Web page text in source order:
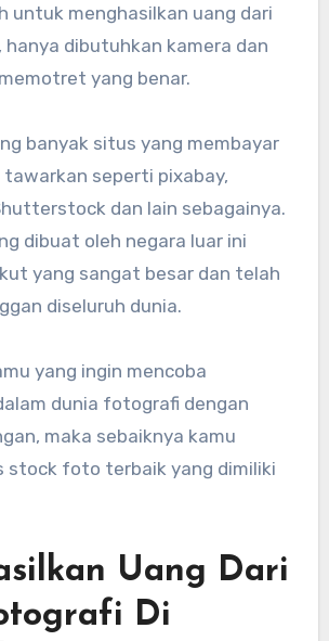
untuk menghasilkan uang dari
dibutuhkan kamera dan
yang benar.
banyak situs yang membayar
seperti pixabay,
dan lain sebagainya.
dibuat oleh negara luar ini
yang sangat besar dan telah
diseluruh dunia.
yang ingin mencoba
dunia fotografi dengan
maka sebaiknya kamu
stock foto terbaik yang dimiliki
Uang Dari
Di